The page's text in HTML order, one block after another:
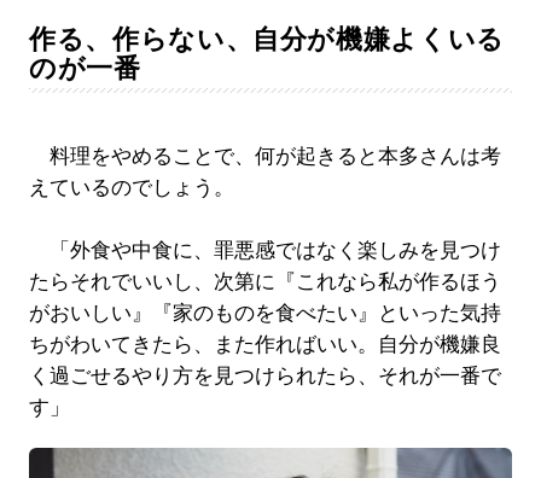
作る、作らない、自分が機嫌よくいる
のが一番
料理をやめることで、何が起きると本多さんは考
えているのでしょう。
「外食や中食に、罪悪感ではなく楽しみを見つけ
たらそれでいいし、次第に『これなら私が作るほう
がおいしい』『家のものを食べたい』といった気持
ちがわいてきたら、また作ればいい。自分が機嫌良
く過ごせるやり方を見つけられたら、それが一番で
す」